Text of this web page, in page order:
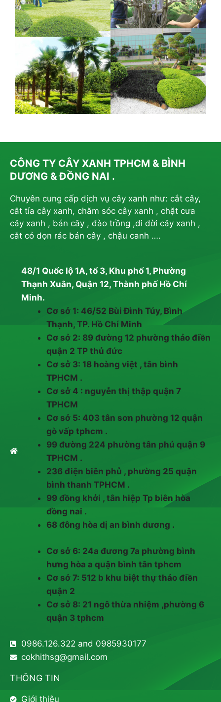
CÔNG TY CÂY XANH TPHCM & BÌNH
DƯƠNG & ĐỒNG NAI .
Chuyên cung cấp dịch vụ cây xanh như: cắt cây,
cắt tỉa cây xanh, chăm sóc cây xanh , chặt cưa
cây xanh , bán cây , đào trồng ,di dời cây xanh ,
cắt cỏ dọn rác bán cây , chậu canh ….
48/1 Quốc lộ 1A, tổ 3, Khu phố 1, Phường
Thạnh Xuân, Quận 12, Thành phố Hồ Chí
Minh.
Cơ sở 1: 46/52 Bùi Đình Túy, Bình
Thạnh, TP. Hồ Chí Minh
Cơ sở 2: 89 đường 12 phường thảo điền
quận 2 TP thủ đức
Cơ sở 3: 18 hoàng việt , tân bình
TPHCM .
Cơ sở 4 : nguyễn thị thập quận 7
TPHCM
Cơ sở 5: 403 tân sơn phường 12 quận
gò vấp tphcm .
99 đường 224 phường tân phú quận 9
TPHCM .
236 điện biên phủ , phường 25 quận
bình thanh TPHCM .
99 đồng khởi , tân hiệp Tp biên hòa
đồng nai .
68 đông hòa dị an bình dương .
Cơ sở 6: 24a đương 7a phường bình
hưng hòa a quận bình tân tphcm
Cơ sở 7: 512 b khu biệt thự thảo điền
quận 2
Cơ sở 8: 21 ngô thừa nhiệm ,phường 6
quận 3 tphcm
0986.126.322 and 0985930177
cokhithsg@gmail.com
THÔNG TIN
Giới thiệu